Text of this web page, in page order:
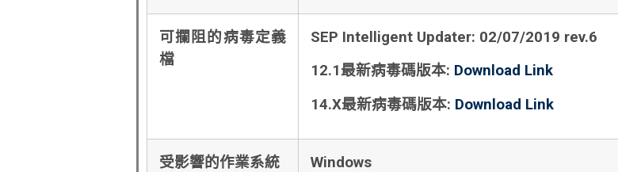
可攔阻的病毒定義
檔
SEP Intelligent Updater: 02/07/2019 rev.6
12.1最新病毒碼版本: Download Link
14.X最新病毒碼版本: Download Link
受影響的作業系統 Windows